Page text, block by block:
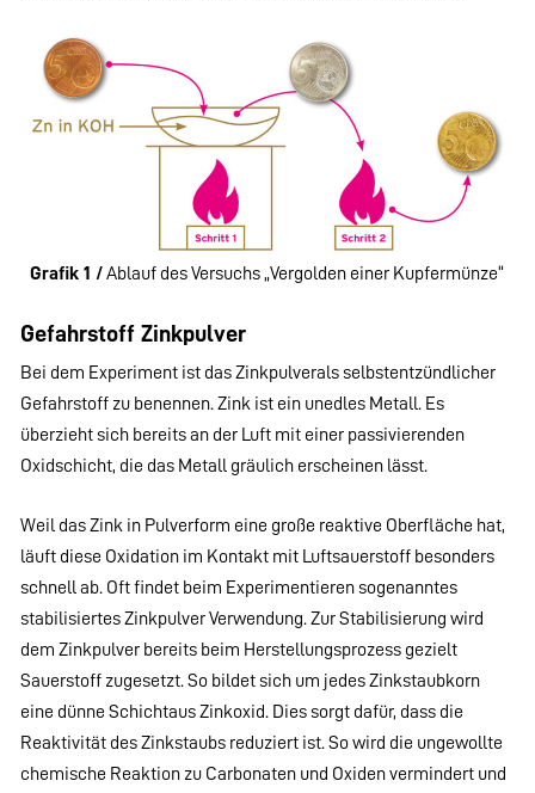
Grafik 1 /Ablauf des Versuchs „Vergolden einer Kupfermünze“
Gefahrstoff Zinkpulver
Bei dem Experiment ist das Zinkpulverals selbstentzündlicher
Gefahrstoff zu benennen. Zink ist ein unedles Metall. Es
überzieht sich bereits an der Luft mit einer passivierenden
Oxidschicht, die das Metall gräulich erscheinen lässt.
Weil das Zink in Pulverform eine große reaktive Oberfläche hat,
läuft diese Oxidation im Kontakt mit Luftsauerstoff besonders
schnell ab. Oft findet beim Experimentieren sogenanntes
stabilisiertes Zinkpulver Verwendung. Zur Stabilisierung wird
dem Zinkpulver bereits beim Herstellungsprozess gezielt
Sauerstoff zugesetzt. So bildet sich um jedes Zinkstaubkorn
eine dünne Schichtaus Zinkoxid. Dies sorgt dafür, dass die
Reaktivität des Zinkstaubs reduziert ist. So wird die ungewollte
chemische Reaktion zu Carbonaten und Oxiden vermindert und